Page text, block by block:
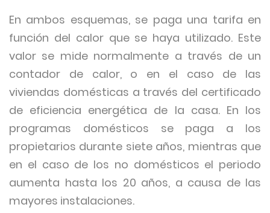
En ambos esquemas, se paga una tarifa en
función del calor que se haya utilizado. Este
valor se mide normalmente a través de un
contador de calor, o en el caso de las
viviendas domésticas a través del certificado
de eficiencia energética de la casa. En los
programas domésticos se paga a los
propietarios durante siete años, mientras que
en el caso de los no domésticos el periodo
aumenta hasta los 20 años, a causa de las
mayores instalaciones.